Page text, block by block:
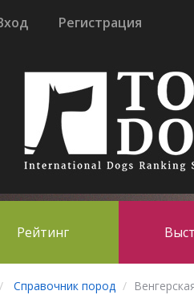
Регистрация
Рейтинг
Справочник пород